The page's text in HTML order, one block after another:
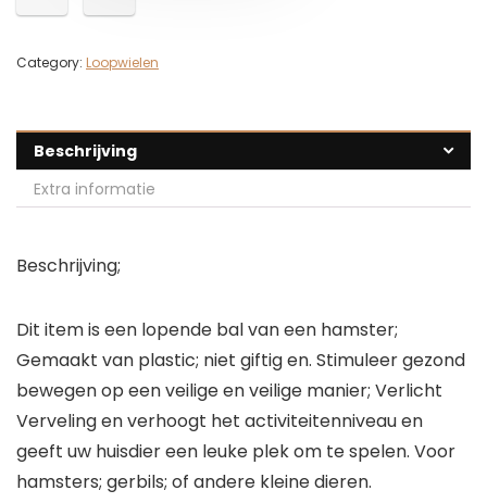
Category: Loopwielen
Beschrijving
Extra informatie
Beschrijving;
Dit item is een lopende bal van een hamster;
Gemaakt van plastic; niet giftig en. Stimuleer gezond
bewegen op een veilige en veilige manier; Verlicht
Verveling en verhoogt het activiteitenniveau en
geeft uw huisdier een leuke plek om te spelen. Voor
hamsters; gerbils; of andere kleine dieren.